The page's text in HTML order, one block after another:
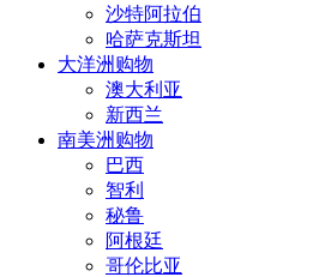
沙特阿拉伯
哈萨克斯坦
大洋洲购物
澳大利亚
新西兰
南美洲购物
巴西
智利
秘鲁
阿根廷
哥伦比亚